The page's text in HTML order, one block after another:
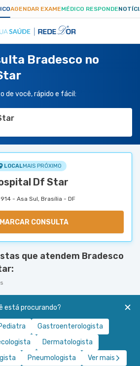
AGENDAR EXAMEMÉDICO RESPONDE
Bradesco no
de você, rápido e fácil:
LOCALMAIS PRÓXIMO
Df Star
- Asa Sul, Brasília - DF
MARCAR CONSULTA
que atendem Bradesco
está procurando?
Gastroenterologista
Dermatologista
Pneumologista Ver mais